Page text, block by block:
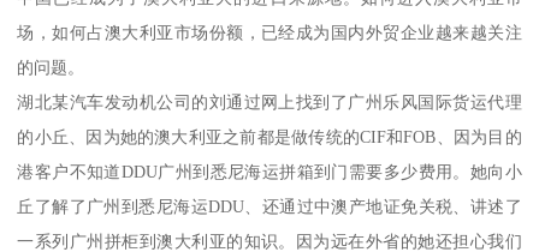
场，如何占澳大利亚市场份额，已经成为国内外贸企业越来越关注
的问题。
湖北某汽车发动机公司的刘通过网上找到了广州乐风国际货运代理
的小丘、因为她的澳大利亚之前都是做传统的CIF和FOB、因为目的
港客户不知道DDU广州到悉尼海运拼箱到门需要多少费用。她向小
丘了解了广州到悉尼海运DDU、还通过中澳产地证免关税、讲述了
一系列广州拼柜到澳大利亚的知识。因为远在外省的她还担心我们